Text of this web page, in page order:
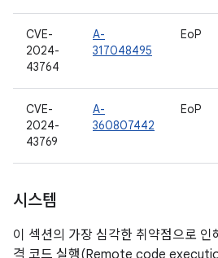
CVE-
2024-
43764
A-
317048495
EoP
CVE-
2024-
43769
A-
360807442
EoP
시스템
이 섹션의 가장 심각한 취약점으로 인
격 코드 실행(Remote code